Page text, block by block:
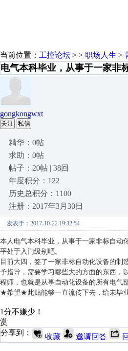
当前位置： 工控论坛 > > 职场人生 >
电气本科毕业，从事于一家非
gongkongwxt
关注 私信
精华：0帖
求助：0帖
帖子：20帖 | 38回
年度积分：122
历史总积分：1100
注册：2017年3月30日
发表于：2017-10-22 19:32:54
本人电气本科毕业，从事于一家非标自动
平处于入门级别吧。
目前大四，签了一家非标自动化设备的
予指导，需要学习哪些大的方面的东西，
程师，也就是从事自动化设备的所有电气
★希望★此贴能够一直流传下去，给未毕
1分不嫌少！
赏
分享到：
收藏 邀请回答